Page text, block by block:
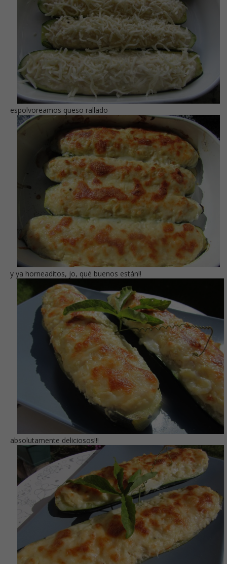
espolvoreamos queso rallado
y ya horneaditos, jo, qué buenos están!!
absolutamente deliciosos!!!